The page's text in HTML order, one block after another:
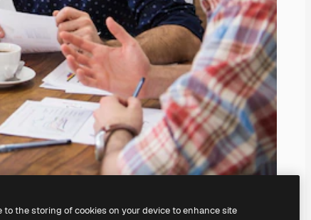
to the storing of cookies on your device to enhance site